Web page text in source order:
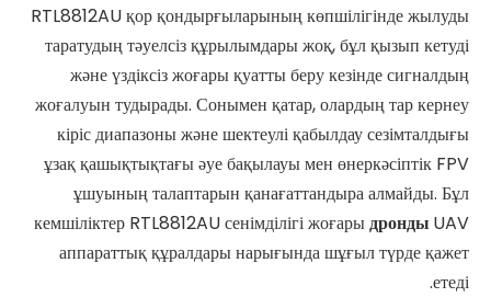
RTL8812AU қор қондырғыларының көпшілігінде жылуды
таратудың тәуелсіз құрылымдары жоқ, бұл қызып кетуді
және үздіксіз жоғары қуатты беру кезінде сигналдың
жоғалуын тудырады. Сонымен қатар, олардың тар кернеу
кіріс диапазоны және шектеулі қабылдау сезімталдығы
ұзақ қашықтықтағы әуе бақылауы мен өнеркәсіптік FPV
ұшуының талаптарын қанағаттандыра алмайды. Бұл
кемшіліктер RTL8812AU сенімділігі жоғарыдронды UAV
аппараттық құралдары нарығында шұғыл түрде қажет
етеді.